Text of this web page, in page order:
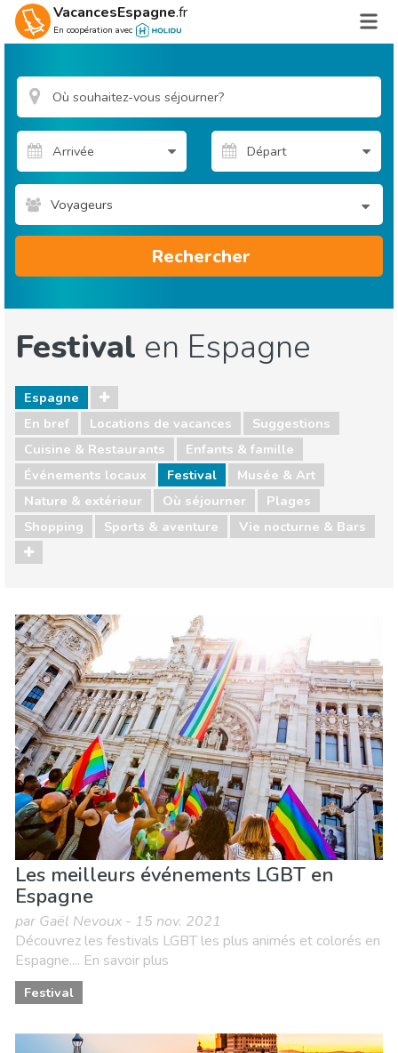
VacancesEspagne.fr
En coopération avec
Voyageurs
Rechercher
Festival en Espagne
Espagne
En bref
Locations de vacances
Suggestions
Cuisine & Restaurants
Enfants & famille
Événements locaux
Festival
Musée & Art
Nature & extérieur
Où séjourner
Plages
Shopping
Sports & aventure Vie nocturne & Bars
Cuisine & Restaurants
Enfants & famille
Événements locaux
Musée & Art
Nature & extérieur
Où séjourner
Plages
Shopping
Sports & aventure Vie nocturne & Bars
Les meilleurs événements LGBT en
Espagne
par Gaël Nevoux - 15 nov. 2021
Découvrez les festivals LGBT les plus animés et colorés en
Espagne.... En savoir plus
Festival